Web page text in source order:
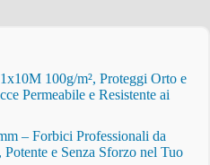
100g/m², Proteggi Orto e
Permeabile e Resistente ai
– Forbici Professionali da
e Senza Sforzo nel Tuo